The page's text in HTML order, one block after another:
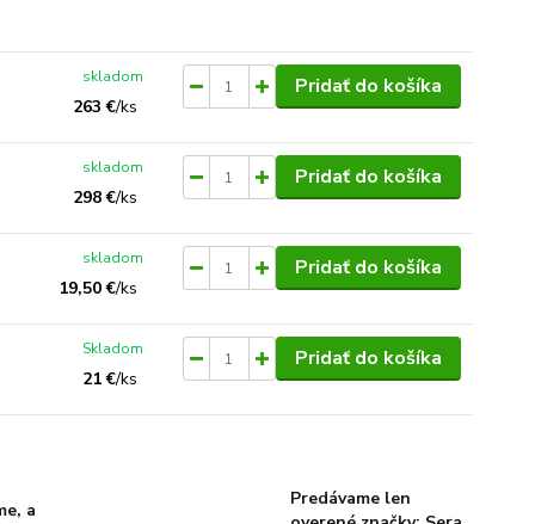
263 €/ks
skladom Pridať do košíka
298 €/ks
skladom Pridať do košíka
19,50 €/ks
skladom Pridať do košíka
21 €/ks
Skladom Pridať do košíka
a
Predávame len